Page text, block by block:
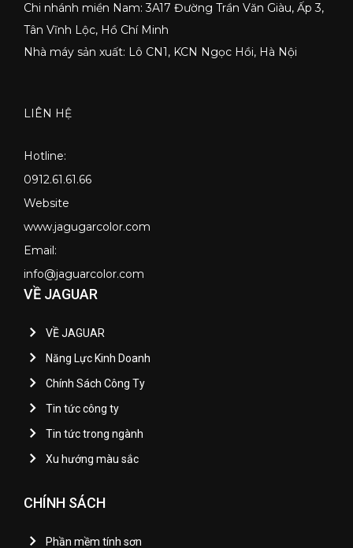
Chi nhánh miền Nam: 3A17 Đường Trần Văn Giàu, Ấp 3,
Tân Vĩnh Lộc, Hồ Chí Minh
Nhà máy sản xuất: Lô CN1, KCN Ngọc Hồi, Hà Nội
LIÊN HỆ
Hotline:
0912.61.61.66
Website
www.jagugarcolor.com
Email:
info@jaguarcolor.com
VỀ JAGUAR
VỀ JAGUAR
Năng Lực Kinh Doanh
Chính Sách Công Ty
Tin tức công ty
Tin tức trong ngành
Xu hướng màu sắc
CHÍNH SÁCH
Phần mềm tính sơn